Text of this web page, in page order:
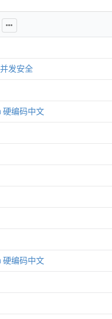
发安全
硬编码中文
硬编码中文